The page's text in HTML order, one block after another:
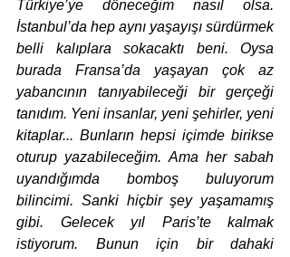
Türkiye’ye döneceğim nasıl olsa.
İstanbul’da hep aynı yaşayışı sürdürmek
belli kalıplara sokacaktı beni. Oysa
burada Fransa’da yaşayan çok az
yabancının tanıyabileceği bir gerçeği
tanıdım. Yeni insanlar, yeni şehirler, yeni
kitaplar... Bunların hepsi içimde birikse
oturup yazabileceğim. Ama her sabah
uyandığımda bomboş buluyorum
bilincimi. Sanki hiçbir şey yaşamamış
gibi. Gelecek yıl Paris’te kalmak
istiyorum. Bunun için bir dahaki